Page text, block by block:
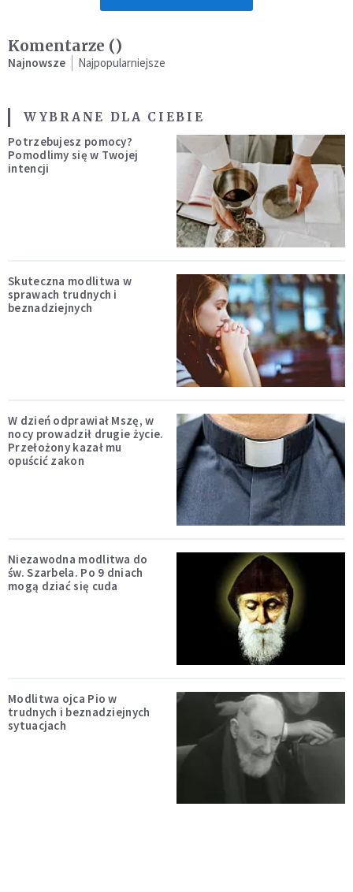
Komentarze ()
Najnowsze Najpopularniejsze
WYBRANE DLA CIEBIE
Potrzebujesz pomocy?
Pomodlimy się w Twojej
intencji
Skuteczna modlitwa w
sprawach trudnych i
beznadziejnych
W dzień odprawiał Mszę, w
nocy prowadził drugie życie.
Przełożony kazał mu
opuścić zakon
Niezawodna modlitwa do
św. Szarbela. Po 9 dniach
mogą dziać się cuda
Modlitwa ojca Pio w
trudnych i beznadziejnych
sytuacjach